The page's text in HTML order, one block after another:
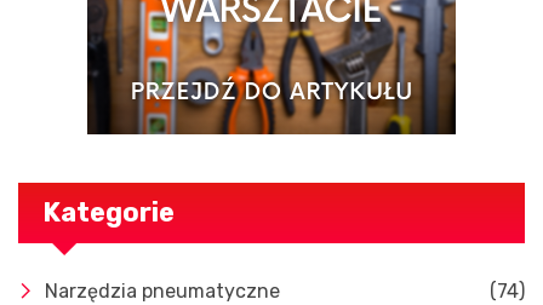
Kategorie
Narzędzia pneumatyczne (74)